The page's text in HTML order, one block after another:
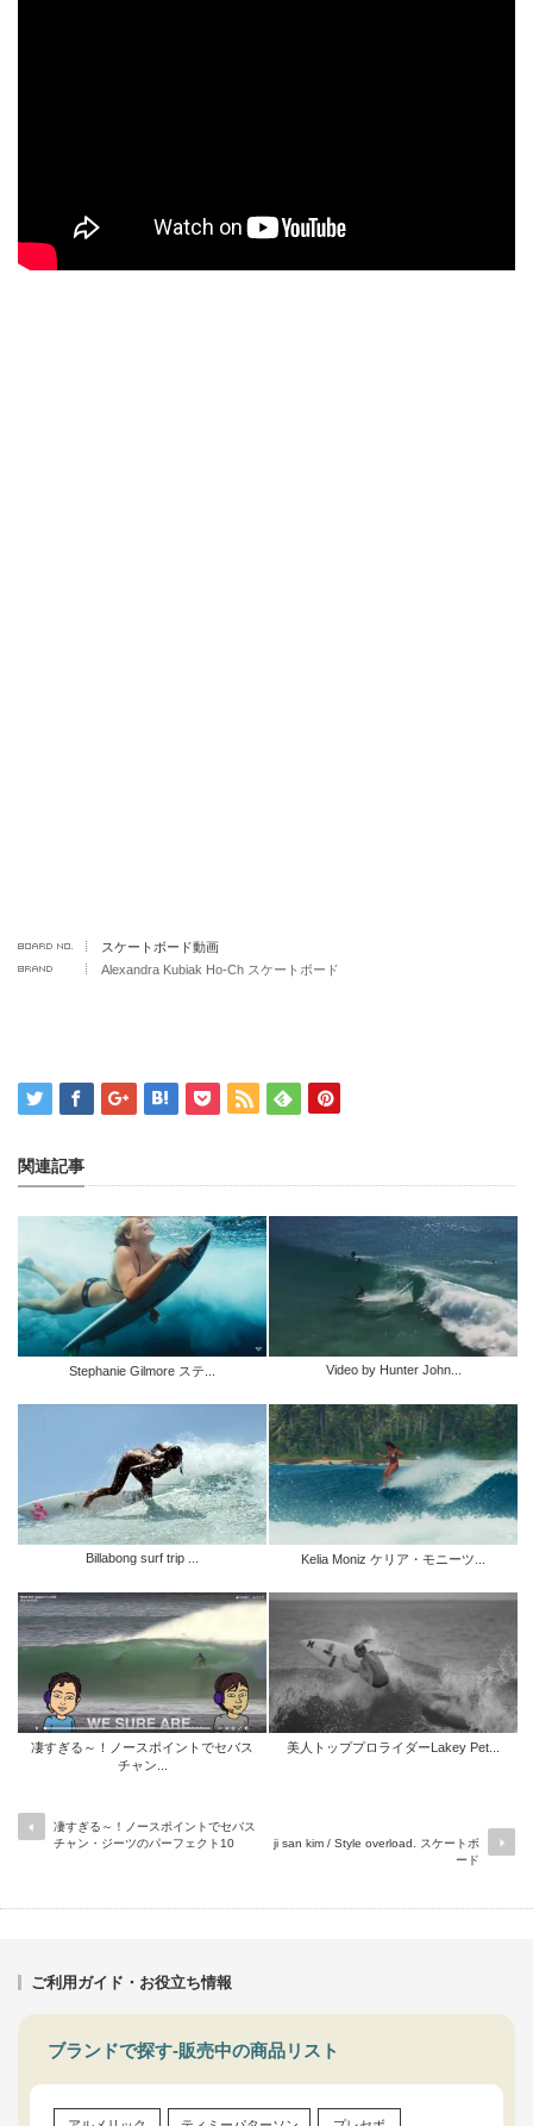
スケートボード動画
Alexandra Kubiak Ho-Ch スケートボード
関連記事
Stephanie Gilmore ステ... Video by Hunter John...
Billabong surf trip ... Kelia Moniz ケリア・モニーツ...
凄すぎる～！ノースポイントでセバス
チャン...
美人トッププロライダーLakey Pet...
凄すぎる～！ノースポイントでセバス
チャン・ジーツのパーフェクト10
ji san kim / Style overload. スケートボ
ード
ご利用ガイド・お役立ち情報
ブランドで探す-販売中の商品リスト